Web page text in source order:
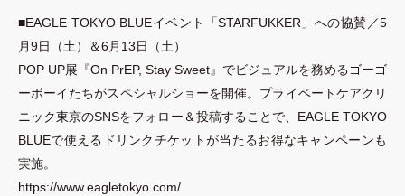
■EAGLE TOKYO BLUEイベント 「STARFUKKER 」 への協賛／5
月9日
（土） ＆6月13日 （土）
POP UP展『On PrEP, Stay Sweet』でビジュアルを務めるゴーゴ
ーボーイたちがスペシャルショーを開催。プライベートケアクリ
ニック東京のSNSをフォロー＆投稿することで、EAGLE TOKYO
BLUEで使えるドリンクチケットが当たるお得なキャンペーンも
実施。
https://www.eagletokyo.com/